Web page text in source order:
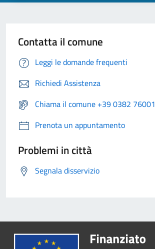
Contatta il comune
Leggi le domande frequenti
Richiedi Assistenza
Chiama il comune +39 0382 76001
Prenota un appuntamento
Problemi in città
Segnala disservizio